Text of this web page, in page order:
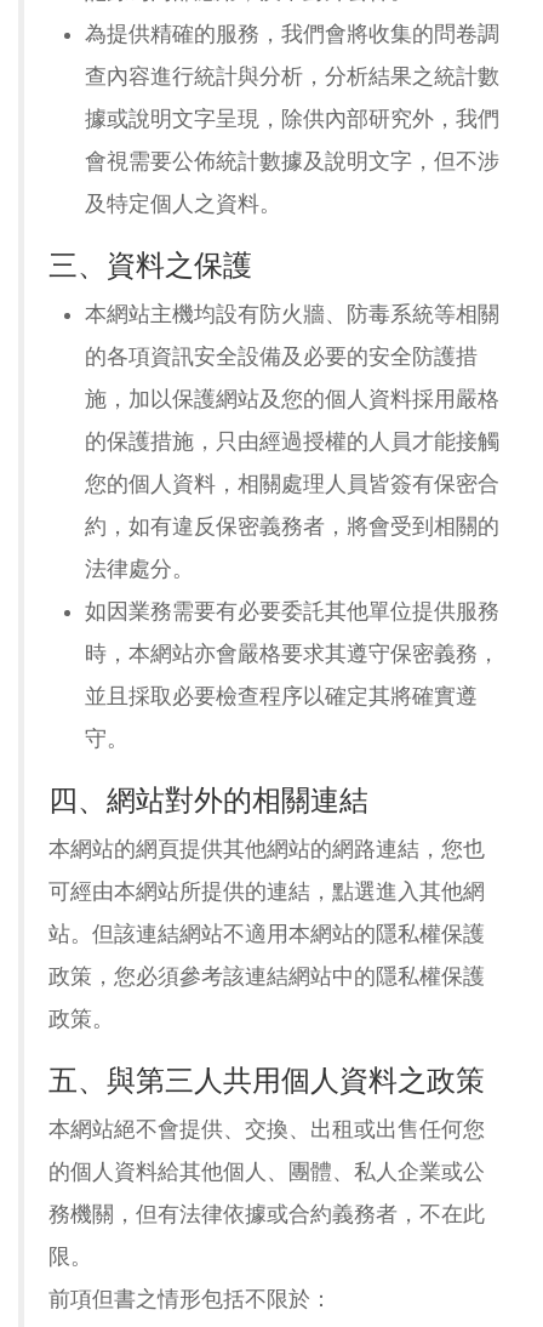
為提供精確的服務，我們會將收集的問卷調
查內容進行統計與分析，分析結果之統計數
據或說明文字呈現，除供內部研究外，我們
會視需要公佈統計數據及說明文字，但不涉
及特定個人之資料。
三、資料之保護
本網站主機均設有防火牆、防毒系統等相關
的各項資訊安全設備及必要的安全防護措
施，加以保護網站及您的個人資料採用嚴格
的保護措施，只由經過授權的人員才能接觸
您的個人資料，相關處理人員皆簽有保密合
約，如有違反保密義務者，將會受到相關的
法律處分。
如因業務需要有必要委託其他單位提供服務
時，本網站亦會嚴格要求其遵守保密義務，
並且採取必要檢查程序以確定其將確實遵
守。
四、網站對外的相關連結
本網站的網頁提供其他網站的網路連結，您也
可經由本網站所提供的連結，點選進入其他網
站。但該連結網站不適用本網站的隱私權保護
政策，您必須參考該連結網站中的隱私權保護
政策。
五、與第三人共用個人資料之政策
本網站絕不會提供、交換、出租或出售任何您
的個人資料給其他個人、團體、私人企業或公
務機關，但有法律依據或合約義務者，不在此
限。
前項但書之情形包括不限於：